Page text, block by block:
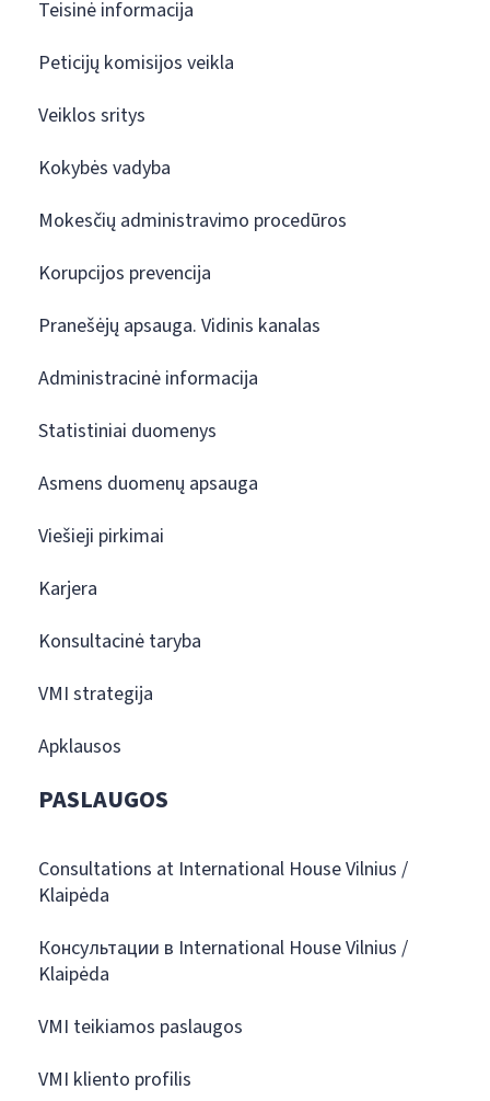
Teisinė informacija
Peticijų komisijos veikla
Veiklos sritys
Kokybės vadyba
Mokesčių administravimo procedūros
Korupcijos prevencija
Pranešėjų apsauga. Vidinis kanalas
Administracinė informacija
Statistiniai duomenys
Asmens duomenų apsauga
Viešieji pirkimai
Karjera
Konsultacinė taryba
VMI strategija
Apklausos
PASLAUGOS
Consultations at International House Vilnius /
Klaipėda
Консультации в International House Vilnius /
Klaipėda
VMI teikiamos paslaugos
VMI kliento profilis